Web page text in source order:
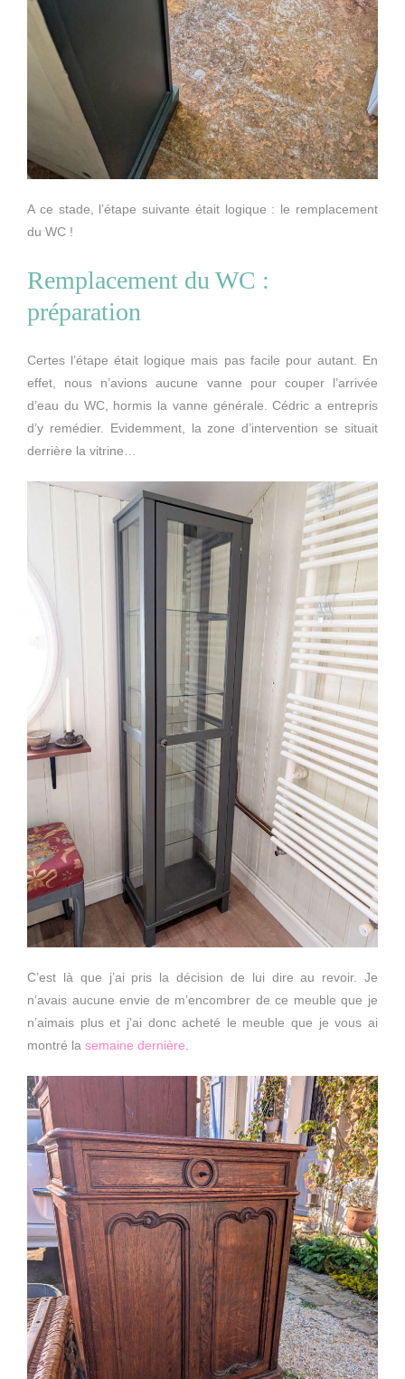
A ce stade, l’étape suivante était logique : le remplacement
du WC !
Remplacement du WC :
préparation
Certes l’étape était logique mais pas facile pour autant. En
effet, nous n’avions aucune vanne pour couper l’arrivée
d’eau du WC, hormis la vanne générale. Cédric a entrepris
d’y remédier. Evidemment, la zone d’intervention se situait
derrière la vitrine…
C’est là que j’ai pris la décision de lui dire au revoir. Je
n’avais aucune envie de m’encombrer de ce meuble que je
n’aimais plus et j’ai donc acheté le meuble que je vous ai
montré la semaine dernière